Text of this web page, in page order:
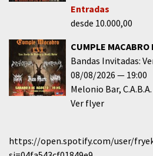
Entradas
desde 10.000,00
CUMPLE MACABRO
Bandas Invitadas:
08/08/2026
19:00
Melonio Bar C.A.B.A.
Ver flyer
https://open.spotify.com/user/